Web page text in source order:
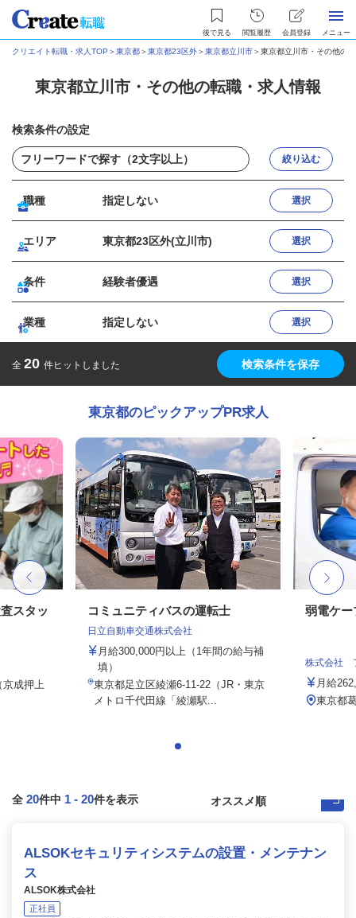
後で見る 閲覧履歴 会員登録 メニュー
クリエイト転職・求人TOP ＞東京都＞東京都23区外＞東京都立川市＞東京都立川市・その他の
東京都立川市・その他の転職・求人情報
検索条件の設定
絞り込む
職種 指定しない 選択
エリア 東京都23区外(立川市) 選択
条件 経験者優遇 選択
業種 指定しない 選択
全 20 件ヒットしました 検索条件を保存
東京都のピックアップPR求人
スタッ
京成押上
コミュニティバスの運転士
日立自動車交通株式会社
月給300,000円以上（1年間の給与補
填）
東京都足立区綾瀬6-11-22（JR・東京
メトロ千代田線「綾瀬駅...
弱電ケー
株式会社
月給
東京都
全 20件中 1 - 20件を表示
ALSOKセキュリティシステムの設置・メンテナン
ス
ALSOK株式会社
正社員